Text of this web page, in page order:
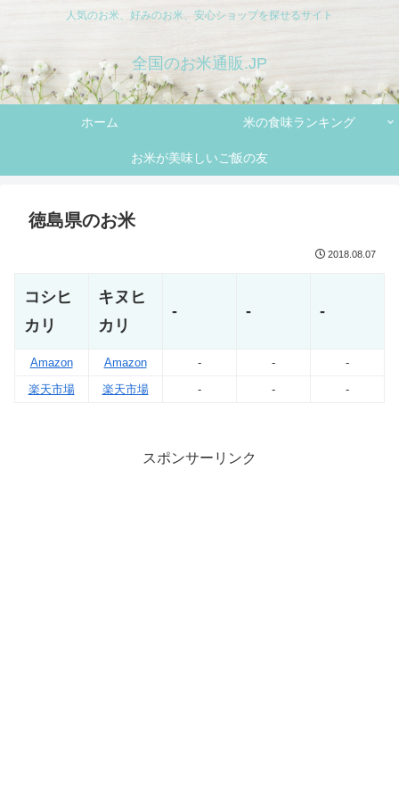
人気のお米、好みのお米、安心ショップを探せるサイト
全国のお米通販.JP
ホーム 米の食味ランキング
お米が美味しいご飯の友
徳島県のお米
2018.08.07
コシヒ
カリ
キヌヒ
カリ
- - -
Amazon Amazon - -
-
楽天市場
楽天市場 - - -
スポンサーリンク